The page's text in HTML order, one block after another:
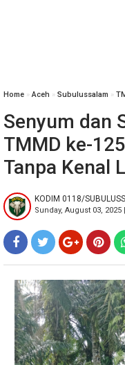
Home »‎Aceh » Subulussalam »
Senyum dan
TMMD ke-
Tanpa Kenal
KODIM 0118/
Sunday, August 03, 2025